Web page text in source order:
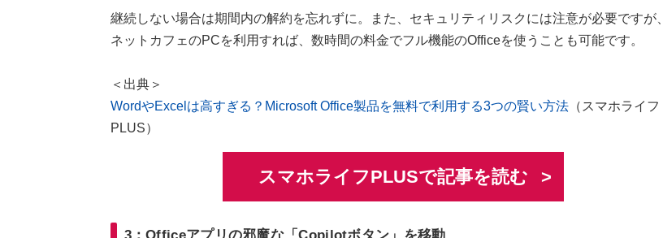
継続しない場合は期間内の解約を忘れずに。また、セキュリティリスクには注意が必要ですが、
ネットカフェのPCを利用すれば、数時間の料金でフル機能のOfficeを使うことも可能です。
＜出典＞
WordやExcelは高すぎる？Microsoft Office製品を無料で利用する3つの賢い方法（スマホライフ
PLUS）
スマホライフPLUSで記事を読む